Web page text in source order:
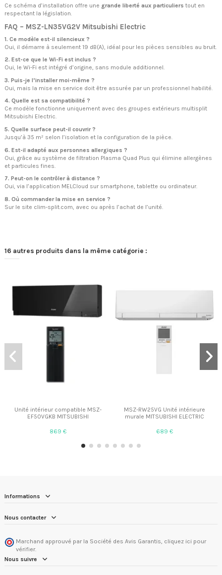
Ce schéma d’installation offre une grande liberté aux particuliers tout en
respectant la législation.
FAQ – MSZ-LN35VG2V Mitsubishi Electric
1. Ce modèle est-il silencieux ?
Oui, il démarre à seulement 19 dB(A), idéal pour les pièces sensibles au bruit.
2. Est-ce que le Wi-Fi est inclus ?
Oui, le Wi-Fi est intégré d’origine, sans module additionnel.
3. Puis-je l’installer moi-même ?
Oui, mais la mise en service doit être assurée par un professionnel habilité.
4. Quelle est sa compatibilité ?
Ce modèle fonctionne uniquement avec des groupes extérieurs multisplit
Mitsubishi Electric.
5. Quelle surface peut-il couvrir ?
Jusqu’à 35 m² selon l’isolation et la configuration de la pièce.
6. Est-il adapté aux personnes allergiques ?
Oui, grâce au système de filtration Plasma Quad Plus qui élimine allergènes
et particules fines.
7. Peut-on le contrôler à distance ?
Oui, via l’application MELCloud sur smartphone, tablette ou ordinateur.
8. Où commander la mise en service ?
Sur le site clim-split.com, avec ou après l’achat de l’unité.
16 autres produits dans la même catégorie :
Unité intérieur compatible MSZ-
EF50VGKB MITSUBISHI
869 €
MSZ-RW25VG Unité intérieure
murale MITSUBISHI ELECTRIC
689 €
Informations
Nous contacter
Marchand approuvé par la Société des Avis Garantis, cliquez ici pour
vérifier.
Nous suivre